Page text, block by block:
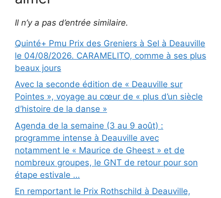
Il n’y a pas d’entrée similaire.
Quinté+ Pmu Prix des Greniers à Sel à Deauville
le 04/08/2026. CARAMELITO, comme à ses plus
beaux jours
Avec la seconde édition de « Deauville sur
Pointes », voyage au cœur de « plus d’un siècle
d’histoire de la danse »
Agenda de la semaine (3 au 9 août) :
programme intense à Deauville avec
notamment le « Maurice de Gheest » et de
nombreux groupes, le GNT de retour pour son
étape estivale …
En remportant le Prix Rothschild à Deauville,